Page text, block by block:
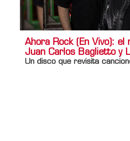
Ahora Rock (En Vivo): el
Juan Carlos Baglietto y
Un disco que revisita